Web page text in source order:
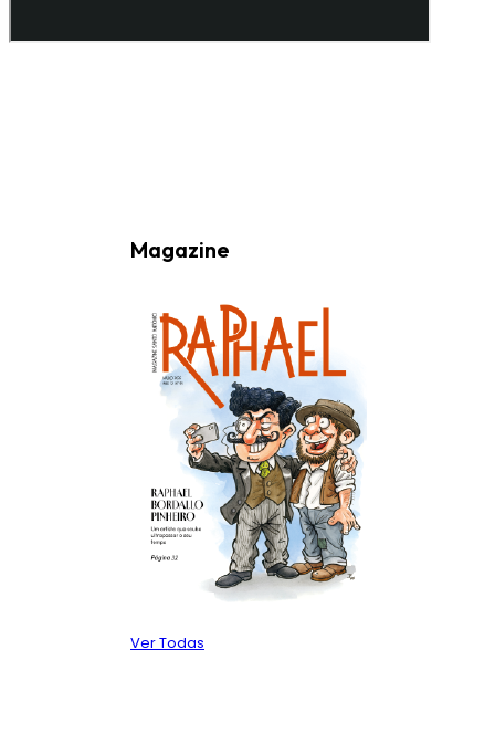
Magazine
Ver Todas